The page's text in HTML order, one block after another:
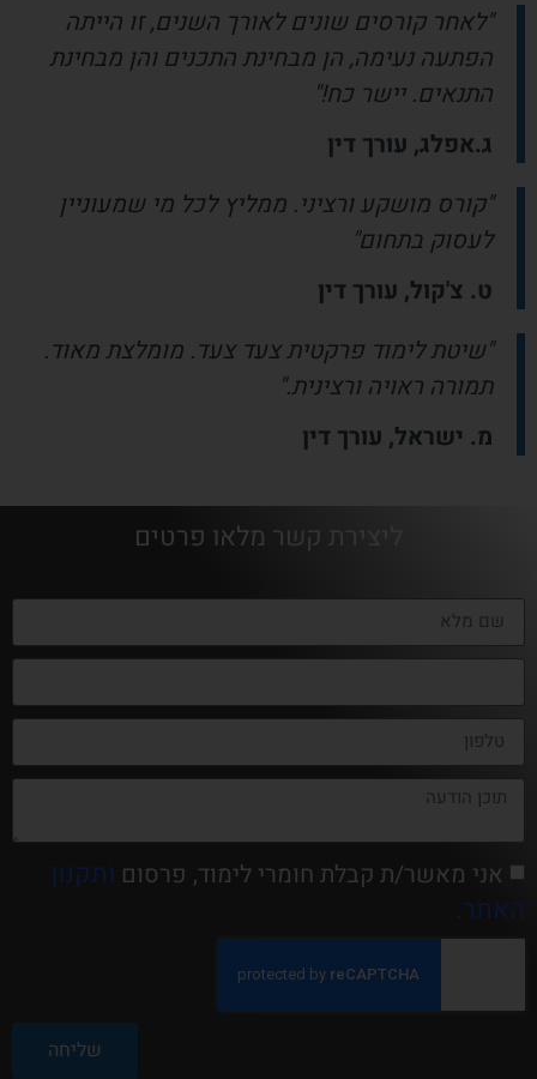
"לאחר קורסים שונים לאורך השנים, זו הייתה
הפתעה נעימה, הן מבחינת התכנים והן מבחינת
התנאים. יישר כח!"
ג.אפלג, עורך דין
"קורס מושקע ורציני. ממליץ לכל מי שמעוניין
לעסוק בתחום"
ט. צ'קול, עורך דין
"שיטת לימוד פרקטית צעד צעד. מומלצת מאוד.
תמורה ראויה ורצינית."
מ. ישראל, עורך דין
ליצירת קשר מלאו פרטים
אני מאשר/ת קבלת חומרי לימוד, פרסום ותקנון
האתר.
שליחה